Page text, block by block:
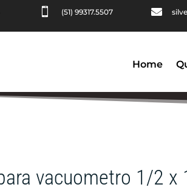
 (51) 99317.5507 
Home
vacuometro 1/2 x